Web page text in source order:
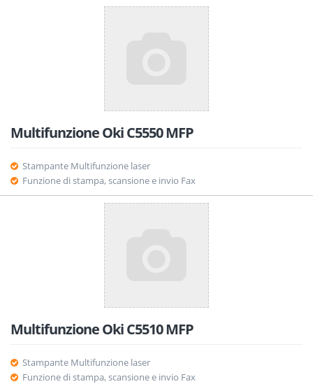
Multifunzione Oki C5550 MFP
Stampante Multifunzione laser
Funzione di stampa, scansione e invio Fax
Multifunzione Oki C5510 MFP
Stampante Multifunzione laser
Funzione di stampa, scansione e invio Fax